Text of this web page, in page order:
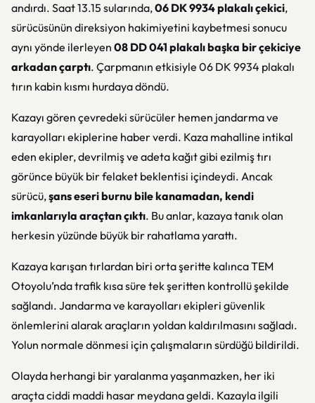
andırdı. Saat 13.15 sularında,06 DK 9934 plakalı çekici,
sürücüsünün direksiyon hakimiyetini kaybetmesi sonucu
aynı yönde ilerleyen 08 DD 041 plakalı başka bir çekiciye
arkadan çarptı. Çarpmanın etkisiyle 06 DK 9934 plakalı
tırın kabin kısmı hurdaya döndü.
Kazayı gören çevredeki sürücüler hemen jandarma ve
karayolları ekiplerine haber verdi. Kaza mahalline intikal
eden ekipler, devrilmiş ve adeta kağıt gibi ezilmiş tırı
görünce büyük bir felaket beklentisi içindeydi. Ancak
sürücü,şans eseri burnu bile kanamadan, kendi
imkanlarıyla araçtan çıktı. Bu anlar, kazaya tanık olan
herkesin yüzünde büyük bir rahatlama yarattı.
Kazaya karışan tırlardan biri orta şeritte kalınca TEM
Otoyolu’nda trafik kısa süre tek şeritten kontrollü şekilde
sağlandı. Jandarma ve karayolları ekipleri güvenlik
önlemlerini alarak araçların yoldan kaldırılmasını sağladı.
Yolun normale dönmesi için çalışmaların sürdüğü bildirildi.
Olayda herhangi bir yaralanma yaşanmazken, her iki
araçta ciddi maddi hasar meydana geldi. Kazayla ilgili